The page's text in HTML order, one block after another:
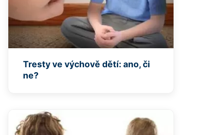
Tresty ve výchově dětí: ano, či
ne?